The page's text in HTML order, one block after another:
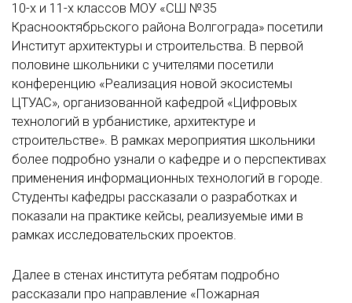
10-х и 11-х классов МОУ «СШ №35
Краснооктябрьского района Волгограда» посетили
Институт архитектуры и строительства. В первой
половине школьники с учителями посетили
конференцию «Реализация новой экосистемы
ЦТУАС», организованной кафедрой «Цифровых
технологий в урбанистике, архитектуре и
строительстве». В рамках мероприятия школьники
более подробно узнали о кафедре и о перспективах
применения информационных технологий в городе.
Студенты кафедры рассказали о разработках и
показали на практике кейсы, реализуемые ими в
рамках исследовательских проектов.
Далее в стенах института ребятам подробно
рассказали про направление «Пожарная